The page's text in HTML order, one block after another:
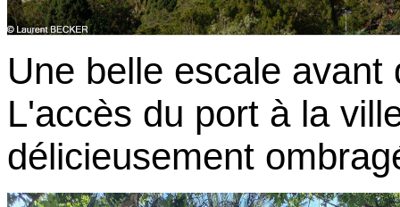
Une belle escale
L'accès du port à la
délicieusement